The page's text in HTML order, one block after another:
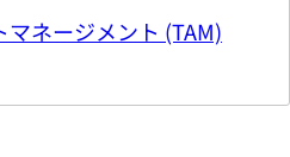
ネージメント (TAM)